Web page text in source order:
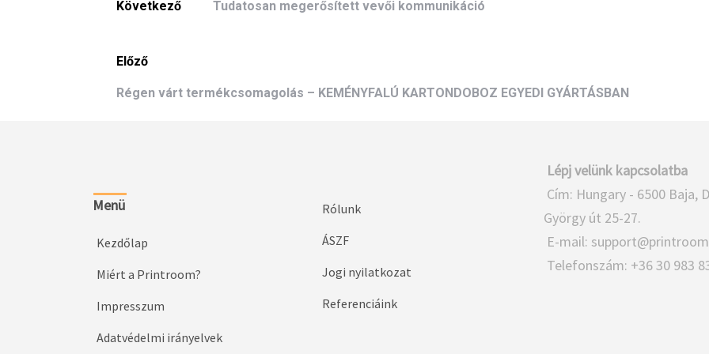
Következő Tudatosan megerősített vevői kommunikáció
Előző
Régen várt termékcsomagolás – KEMÉNYFALÚ KARTONDOBOZ EGYEDI GYÁRTÁSBAN
Menü
Kezdőlap
Miért a Printroom?
Impresszum
Adatvédelmi irányelvek
Rólunk
ÁSZF
Jogi nyilatkozat
Referenciáink
Lépj velünk kapcsolatba
Cím: Hungary - 6500 Baja,
György út 25-27.
E-mail:
Telefonszám: +36 30 983